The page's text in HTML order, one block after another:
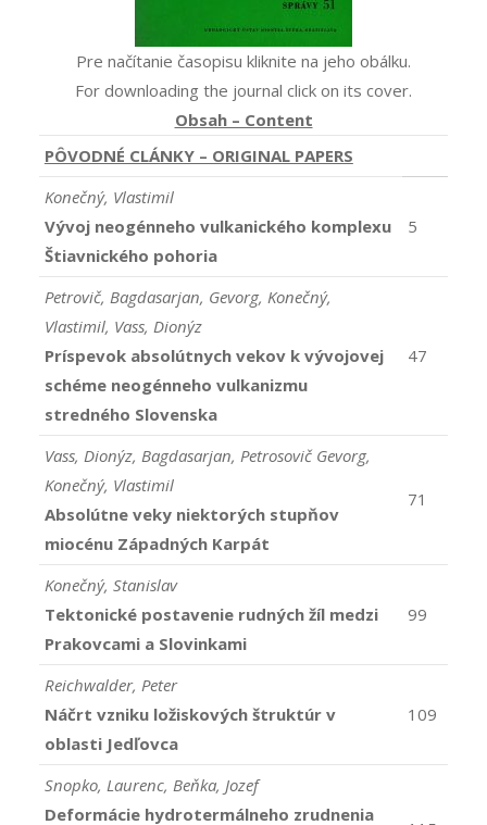
Pre načítanie časopisu kliknite na jeho obálku.
For downloading the journal click on its cover.
Obsah – Content
PÔVODNÉ CLÁNKY – ORIGINAL PAPERS
Konečný, Vlastimil
Vývoj neogénneho vulkanického komplexu
Štiavnického pohoria
5
Petrovič, Bagdasarjan, Gevorg, Konečný,
Vlastimil, Vass, Dionýz
Príspevok absolútnych vekov k vývojovej
schéme neogénneho vulkanizmu
stredného Slovenska
47
Vass, Dionýz, Bagdasarjan, Petrosovič Gevorg,
Konečný, Vlastimil
Absolútne veky niektorých stupňov
miocénu Západných Karpát
71
Konečný, Stanislav
Tektonické postavenie rudných žíl medzi
Prakovcami a Slovinkami
99
Reichwalder, Peter
Náčrt vzniku ložiskových štruktúr v
oblasti Jedľovca
109
Snopko, Laurenc, Beňka, Jozef
Deformácie hydrotermálneho zrudnenia